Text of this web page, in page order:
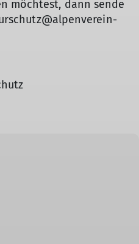
möchtest, dann sende